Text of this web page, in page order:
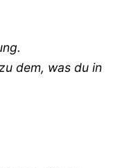
dem, was du in